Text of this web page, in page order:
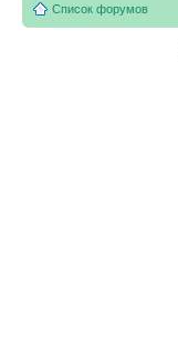
Список форумов